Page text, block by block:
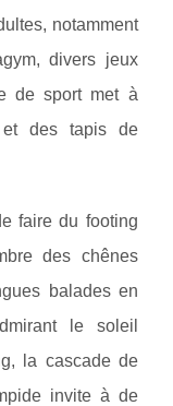
notamment
divers jeux
de sport met à
et des tapis de
faire du footing
des chênes
balades en
le soleil
la cascade de
invite à de